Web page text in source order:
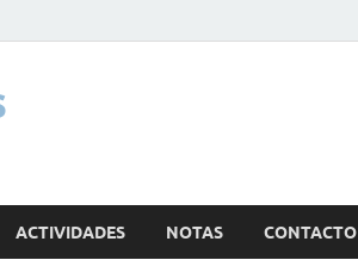
ACTIVIDADES NOTAS CONTACTO